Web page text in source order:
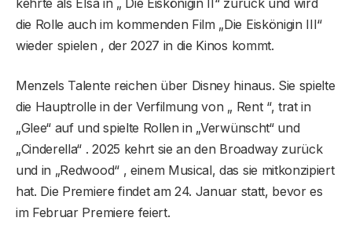
die Rolle auch im kommenden Film „Die Eiskönigin III“
wieder spielen , der 2027 in die Kinos kommt.
Menzels Talente reichen über Disney hinaus. Sie spielte
die Hauptrolle in der Verfilmung von „ Rent “, trat in
„Glee“ auf und spielte Rollen in „Verwünscht“ und
„Cinderella“ . 2025 kehrt sie an den Broadway zurück
und in „Redwood“ , einem Musical, das sie mitkonzipiert
hat. Die Premiere findet am 24. Januar statt, bevor es
im Februar Premiere feiert.